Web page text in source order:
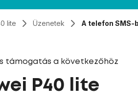
lite Üzenetek A telefon SMS-
támogatás a következőhöz
P40 lite